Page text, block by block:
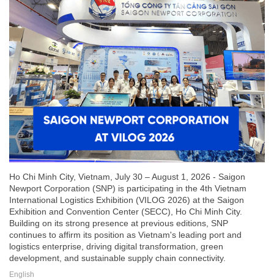
Ho Chi Minh City, Vietnam, July 30 – August 1, 2026 - Saigon
Newport Corporation (SNP) is participating in the 4th Vietnam
International Logistics Exhibition (VILOG 2026) at the Saigon
Exhibition and Convention Center (SECC), Ho Chi Minh City.
Building on its strong presence at previous editions, SNP
continues to affirm its position as Vietnam's leading port and
logistics enterprise, driving digital transformation, green
development, and sustainable supply chain connectivity.
English